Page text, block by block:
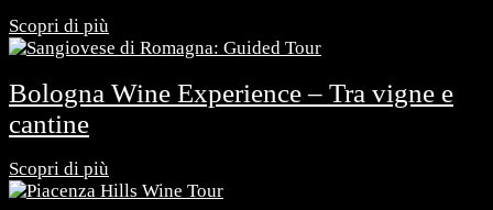
Scopri di più
Bologna Wine Experience – Tra vigne e
cantine
Scopri di più